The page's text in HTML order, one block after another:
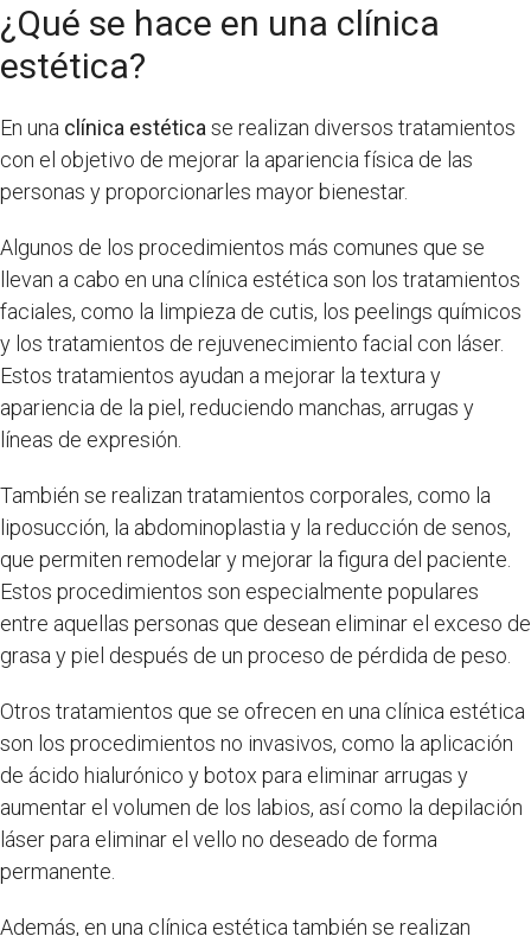
¿Qué se hace en una clínica
estética?
En una clínica estética se realizan diversos tratamientos
con el objetivo de mejorar la apariencia física de las
personas y proporcionarles mayor bienestar.
Algunos de los procedimientos más comunes que se
llevan a cabo en una clínica estética son los tratamientos
faciales, como la limpieza de cutis, los peelings químicos
y los tratamientos de rejuvenecimiento facial con láser.
Estos tratamientos ayudan a mejorar la textura y
apariencia de la piel, reduciendo manchas, arrugas y
líneas de expresión.
También se realizan tratamientos corporales, como la
liposucción, la abdominoplastia y la reducción de senos,
que permiten remodelar y mejorar la figura del paciente.
Estos procedimientos son especialmente populares
entre aquellas personas que desean eliminar el exceso de
grasa y piel después de un proceso de pérdida de peso.
Otros tratamientos que se ofrecen en una clínica estética
son los procedimientos no invasivos, como la aplicación
de ácido hialurónico y botox para eliminar arrugas y
aumentar el volumen de los labios, así como la depilación
láser para eliminar el vello no deseado de forma
permanente.
Además, en una clínica estética también se realizan